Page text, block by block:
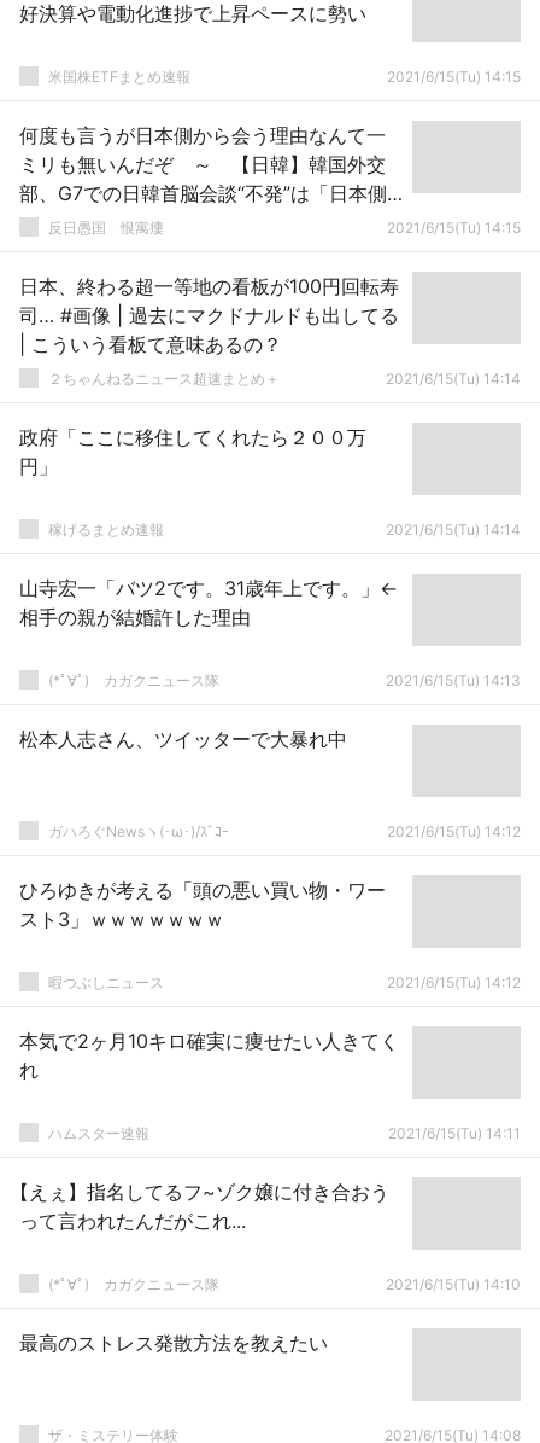
好決算や電動化進捗で上昇ペースに勢い
米国株ETFまとめ速報 2021/6/15(Tu) 14:15
何度も言うが日本側から会う理由なんて一
ミリも無いんだぞ ～ 【日韓】韓国外交
部、G7での日韓首脳会談“不発”は「日本側
の責任」と改めて釘をさす…「開かれた姿勢
反日愚国 恨寓瘻 2021/6/15(Tu) 14:15
日本、終わる超一等地の看板が100円回転寿
司… #画像 | 過去にマクドナルドも出してる
| こういう看板て意味あるの？
２ちゃんねるニュース超速まとめ＋ 2021/6/15(Tu) 14:14
政府「ここに移住してくれたら２００万
円」
稼げるまとめ速報 2021/6/15(Tu) 14:14
山寺宏一「バツ2です。31歳年上です。」←
相手の親が結婚許した理由
(*ﾟ∀ﾟ)ゞカガクニュース隊 2021/6/15(Tu) 14:13
松本人志さん、ツイッターで大暴れ中
ガハろぐNewsヽ(･ω･)/ｽﾞｺｰ 2021/6/15(Tu) 14:12
ひろゆきが考える「頭の悪い買い物・ワー
スト3」ｗｗｗｗｗｗｗ
暇つぶしニュース 2021/6/15(Tu) 14:12
本気で2ヶ月10キロ確実に痩せたい人きてく
れ
ハムスター速報 2021/6/15(Tu) 14:11
【えぇ】指名してるフ~ゾク嬢に付き合おう
って言われたんだがこれ...
(*ﾟ∀ﾟ)ゞカガクニュース隊 2021/6/15(Tu) 14:10
最高のストレス発散方法を教えたい
ザ・ミステリー体験 2021/6/15(Tu) 14:08